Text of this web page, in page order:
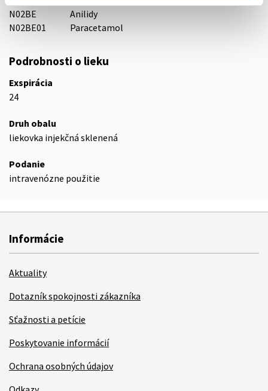
N02BE
Anilidy
N02BE01
Paracetamol
Podrobnosti o lieku
Exspirácia
24
Druh obalu
liekovka injekčná sklenená
Podanie
intravenózne použitie
Informácie
Aktuality
Dotazník spokojnosti zákazníka
Sťažnosti a petície
Poskytovanie informácií
Ochrana osobných údajov